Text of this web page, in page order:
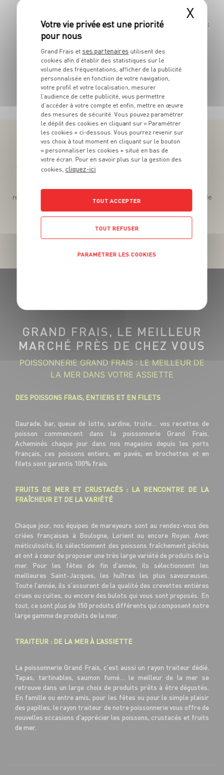
Les
TOUTES NOS PROMOTIONS
Téléchargez l’App pour profiter d’offres exclusives !
Des promos exclusives, des récompenses généreuses, des
recettes gourmandes, des jeux inédits... le tout dans une seule
GRAND FRAIS, LE MEILLEUR
MARCHÉ PRÈS DE CHEZ VOUS
POISSONNERIE GRAND FRAIS : LE MEILLEUR DE
LA MER DANS VOTRE ASSIETTE
DES POISSONS FRAIS, ENTIERS ET EN FILETS
Daurade, bar, queue de lotte, sardine, truite… vos recettes de
poisson commencent dans la poissonnerie Grand Frais.
Acheminés chaque jour dans nos magasins depuis les ports
français, ces poissons entiers, en pavés, en brochettes et en
filets sont garantis 100% frais.
FRUITS DE MER ET CRUSTACÉS : LA RENCONTRE DE LA
FRAÎCHEUR ET DE LA VARIÉTÉ
Chaque jour, nos équipes de mareyeurs sont au rendez-vous des
criées françaises à Boulogne, Lorient ou encore Royan. Avec
méticulosité, ils sélectionnent des poissons fraîchement pêchés
et ont à cœur de proposer une très large variété de produits de la
mer. Pour les fêtes de fin d’année, ils sélectionnent les
meilleures Saint-Jacques, les huîtres les plus savoureuses.
Toute l’année, ils s’assurent de la qualité des crevettes entières
crues ou cuites, ou encore des bulots qui vous sont proposés. En
tout, ce sont plus de 150 produits différents qui composent notre
large gamme de produits de la mer.
TRAITEUR : DE LA MER À L’ASSIETTE
La poissonnerie Grand Frais, c’est aussi un rayon traiteur dédié.
Tapas, tartinables, saumon fumé… le meilleur de la mer se
retrouve dans un large choix de produits prêts à être dégustés.
En famille ou entre amis, pour les fêtes ou pour le simple plaisir
des papilles, le rayon traiteur de notre poissonnerie vous offre de
nouvelles occasions d’apprécier les poissons, crustacés et fruits
de mer.
X
Grand Frais et ses partenaires utilisent des
cookies afin d’établir des statistiques sur le
volume des fréquentations, afficher de la publicité
personnalisée en fonction de votre navigation,
votre profil et votre localisation, mesurer
l’audience de cette publicité, vous permettre
d’accéder à votre compte et enfin, mettre en œuvre
des mesures de sécurité. Vous pouvez paramétrer
le dépôt des cookies en cliquant sur « Paramétrer
les cookies » ci-dessous. Vous pourrez revenir sur
vos choix à tout moment en cliquant sur le bouton
« personnaliser les cookies » situé en bas de
votre écran. Pour en savoir plus sur la gestion des
cookies, cliquez-ici
TOUT ACCEPTER
TOUT REFUSER
PARAMÉTRER LES COOKIES